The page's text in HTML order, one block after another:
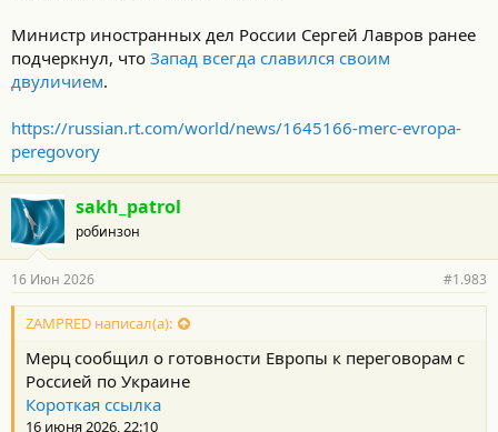
Министр иностранных дел России Сергей Лавров ранее
подчеркнул, что Запад всегда славился своим
двуличием.
https://russian.rt.com/world/news/1645166-merc-evropa-
peregovory
sakh_patrol
робинзон
16 Июн 2026 #1.983
ZAMPRED написал(а):
Мерц сообщил о готовности Европы к переговорам с
Россией по Украине
Короткая ссылка
16 июня 2026, 22:10